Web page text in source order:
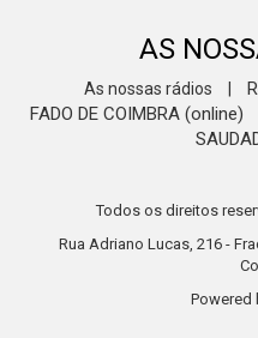
AS
As nossas rádios
FADO DE COIMBRA (online)
Todos os direitos
Rua Adriano Lucas, 216 -
Powered